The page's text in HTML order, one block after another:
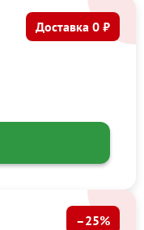
Доставка 0 ₽
–25%